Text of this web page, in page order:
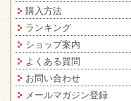
購入方法
ランキング
ショップ案内
よくある質問
お問い合わせ
メールマガジン登録